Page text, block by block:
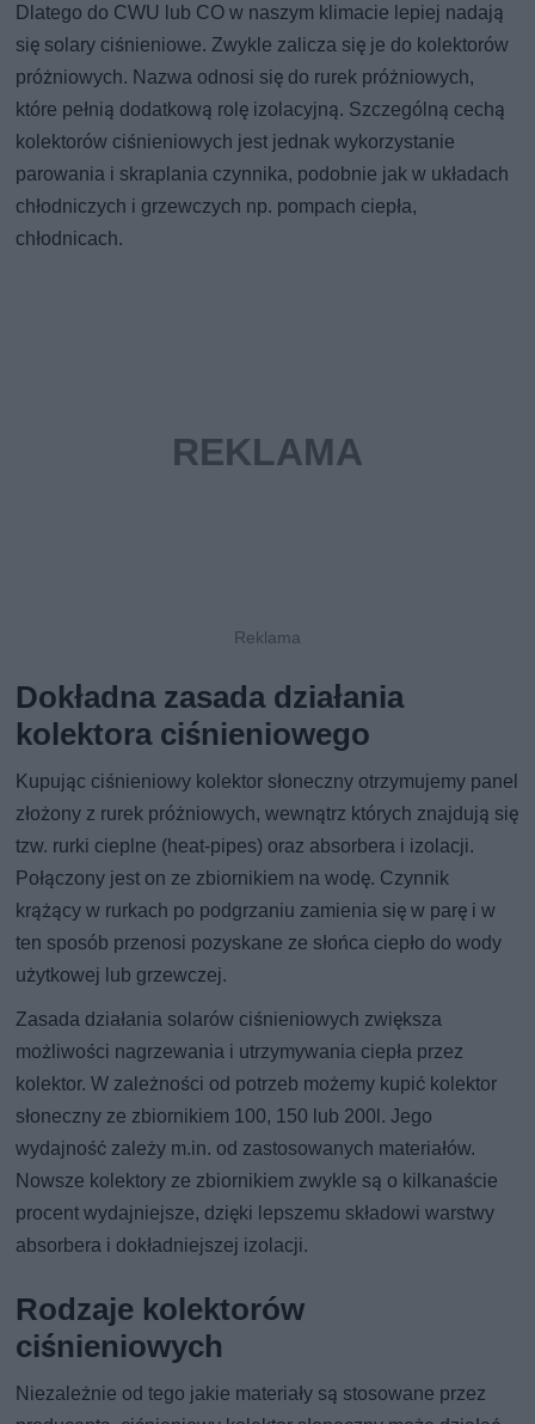
Dlatego do CWU lub CO w naszym klimacie lepiej nadają
się solary ciśnieniowe. Zwykle zalicza się je do kolektorów
próżniowych. Nazwa odnosi się do rurek próżniowych,
które pełnią dodatkową rolę izolacyjną. Szczególną cechą
kolektorów ciśnieniowych jest jednak wykorzystanie
parowania i skraplania czynnika, podobnie jak w układach
chłodniczych i grzewczych np. pompach ciepła,
chłodnicach.
Dokładna zasada działania
kolektora ciśnieniowego
Kupując ciśnieniowy kolektor słoneczny otrzymujemy panel
złożony z rurek próżniowych, wewnątrz których znajdują się
tzw. rurki cieplne (heat-pipes) oraz absorbera i izolacji.
Połączony jest on ze zbiornikiem na wodę. Czynnik
krążący w rurkach po podgrzaniu zamienia się w parę i w
ten sposób przenosi pozyskane ze słońca ciepło do wody
użytkowej lub grzewczej.
Zasada działania solarów ciśnieniowych zwiększa
możliwości nagrzewania i utrzymywania ciepła przez
kolektor. W zależności od potrzeb możemy kupić kolektor
słoneczny ze zbiornikiem 100, 150 lub 200l. Jego
wydajność zależy m.in. od zastosowanych materiałów.
Nowsze kolektory ze zbiornikiem zwykle są o kilkanaście
procent wydajniejsze, dzięki lepszemu składowi warstwy
absorbera i dokładniejszej izolacji.
Rodzaje kolektorów
ciśnieniowych
Niezależnie od tego jakie materiały są stosowane przez